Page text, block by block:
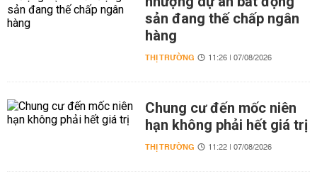
sản đang thế chấp ngân
hàng
THỊ TRƯỜNG 11:26 | 07/08/2026
Chung cư đến mốc niên
hạn không phải hết giá trị
THỊ TRƯỜNG 11:22 | 07/08/2026